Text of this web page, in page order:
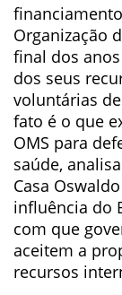
Organização
final dos
dos seus
voluntárias
fato é o que
OMS para
saúde,
Casa
influência do
com que
aceitem a
recursos